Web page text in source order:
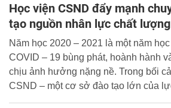
Học viện CSND đẩy mạnh
tạo nguồn nhân lực chất
Năm học 2020 – 2021 là một năm học
COVID – 19 bùng phát, hoành hành
chịu ảnh hưởng nặng nề. Trong bối
CSND – một cơ sở đào tạo lớn của